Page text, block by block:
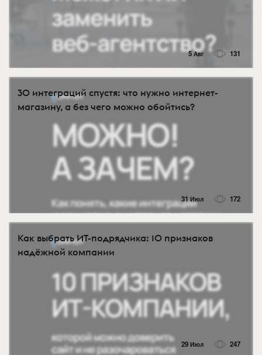
5 Авг 131
30 интеграций спустя: что нужно интернет-
магазину, а без чего можно обойтись?
31 Июл 172
Как выбрать ИТ-подрядчика: 10 признаков
надёжной компании
29 Июл 247